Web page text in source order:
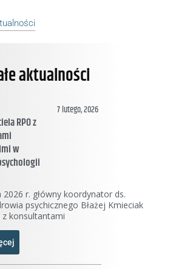
aktualności
RPO z
w
7 lutego, 2026
2026 r. główny koordynator ds.
psychicznego Błażej Kmieciak
z konsultantami